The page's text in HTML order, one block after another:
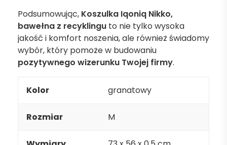
Podsumowując, Koszulka Iqoniq Nikko,
bawełna z recyklingu to nie tylko wysoka
jakość i komfort noszenia, ale również świadomy
wybór, który pomoże w budowaniu
pozytywnego wizerunku Twojej firmy.
Kolor granatowy
Rozmiar M